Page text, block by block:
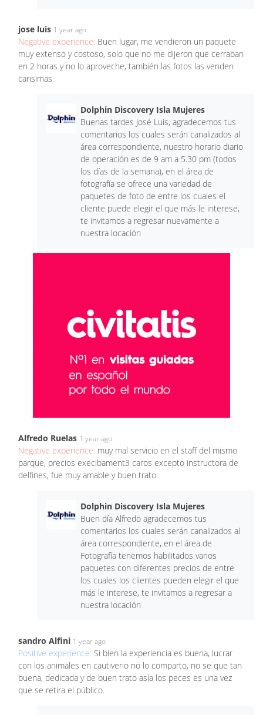
jose luis 1 year ago
Negative experience: Buen lugar, me vendieron un paquete
muy extenso y costoso, solo que no me dijeron que cerraban
en 2 horas y no lo aproveche, también las fotos las venden
carisimas
Dolphin Discovery Isla Mujeres
Buenas tardes José Luis, agradecemos tus
comentarios los cuales serán canalizados al
área correspondiente, nuestro horario diario
de operación es de 9 am a 5.30 pm (todos
los días de la semana), en el área de
fotografía se ofrece una variedad de
paquetes de foto de entre los cuales el
cliente puede elegir el que más le interese,
te invitamos a regresar nuevamente a
nuestra locación
Alfredo Ruelas 1 year ago
Negative experience: muy mal servicio en el staff del mismo
parque, precios execibament3 caros excepto instructora de
delfines, fue muy amable y buen trato
Dolphin Discovery Isla Mujeres
Buen día Alfredo agradecemos tus
comentarios los cuales serán canalizados al
área correspondiente, en el área de
Fotografía tenemos habilitados varios
paquetes con diferentes precios de entre
los cuales los clientes pueden elegir el que
más le interese, te invitamos a regresar a
nuestra locación
sandro Alfini 1 year ago
Positive experience: Si bien la experiencia es buena, lucrar
con los animales en cautiverio no lo comparto, no se que tan
buena, dedicada y de buen trato asía los peces es una vez
que se retira el público.